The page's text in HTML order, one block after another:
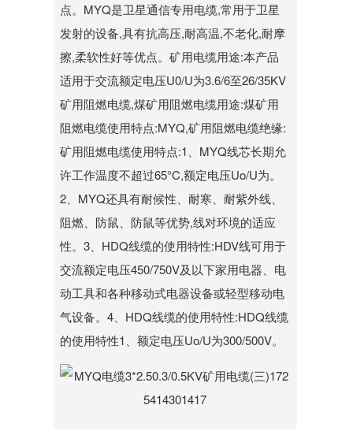
点。MYQ是卫星通信专用电缆,常用于卫星
发射的设备,具有抗高压,耐高温,不老化,耐摩
擦,柔软性好等优点。矿用电缆用途:本产品
适用于交流额定电压U0/U为3.6/6至26/35KV
矿用阻燃电缆,煤矿用阻燃电缆用途:煤矿用
阻燃电缆使用特点:MYQ,矿用阻燃电缆绝缘:
矿用阻燃电缆使用特点:1、MYQ线芯长期允
许工作温度不超过65°C,额定电压Uo/U为。
2、MYQ还具有耐候性、耐寒、耐紫外线、
阻燃、防鼠、防鼠等优势,线对环境的适应
性。3、HDQ线缆的使用特性:HDV线可用于
交流额定电压450/750V及以下家用电器、电
动工具和各种移动式电器设备或轻型移动电
气设备。4、HDQ线缆的使用特性:HDQ线缆
的使用特性1、额定电压Uo/U为300/500V。